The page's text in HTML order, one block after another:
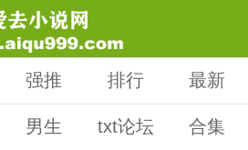
强推 排行 最新
男生 txt论坛 合集